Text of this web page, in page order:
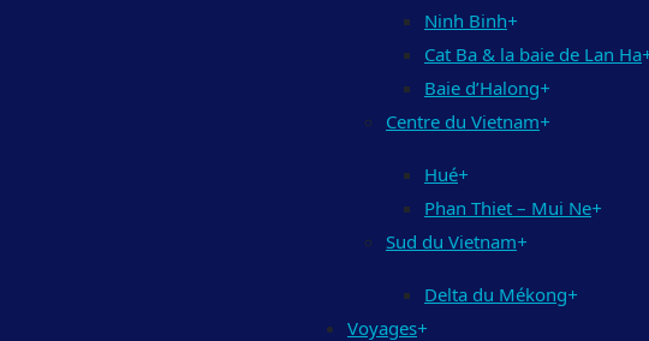
Ninh Binh+
Cat Ba & la baie de Lan Ha
Baie d’Halong+
Centre du Vietnam+
Hué+
Phan Thiet – Mui Ne+
Sud du Vietnam+
Delta du Mékong+
Voyages+